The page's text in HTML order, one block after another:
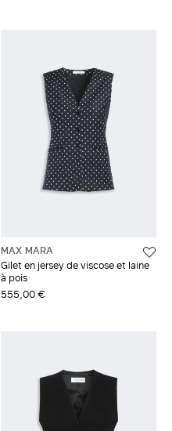
MAX MARA
Gilet en jersey de viscose et laine
à pois
555,00 €